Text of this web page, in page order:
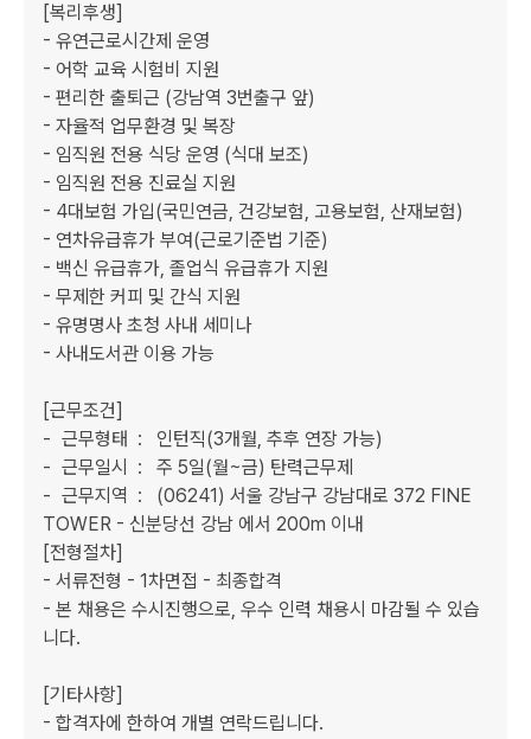
[복리후생]
- 유연근로시간제 운영
- 어학 교육 시험비 지원
- 편리한 출퇴근 (강남역 3번출구 앞)
- 자율적 업무환경 및 복장
- 임직원 전용 식당 운영 (식대 보조)
- 임직원 전용 진료실 지원
- 4대보험 가입(국민연금, 건강보험, 고용보험, 산재보험)
- 연차유급휴가 부여(근로기준법 기준)
- 백신 유급휴가, 졸업식 유급휴가 지원
- 무제한 커피 및 간식 지원
- 유명명사 초청 사내 세미나
- 사내도서관 이용 가능
[근무조건]
- 	근무형태	:	인턴직(3개월, 추후 연장 가능)
- 	근무일시	:	주 5일(월~금) 탄력근무제
- 	근무지역	:	(06241) 서울 강남구 강남대로 372 FINE
TOWER - 신분당선 강남 에서 200m 이내
[전형절차]
- 서류전형 - 1차면접 - 최종합격
- 본 채용은 수시진행으로, 우수 인력 채용시 마감될 수 있습
니다.
[기타사항]
- 합격자에 한하여 개별 연락드립니다.